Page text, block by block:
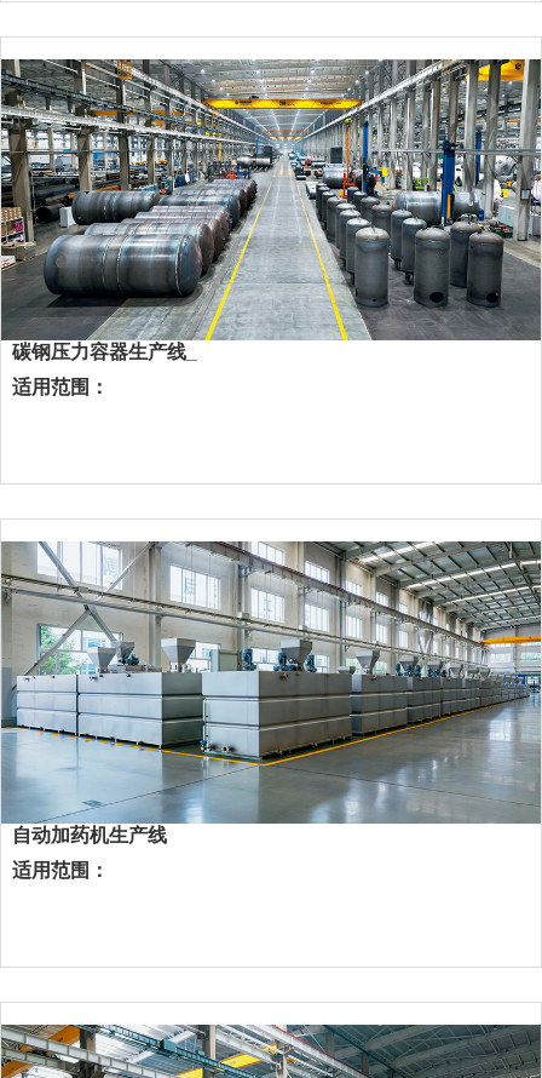
碳钢压力容器生产线_
适用范围：
自动加药机生产线
适用范围：